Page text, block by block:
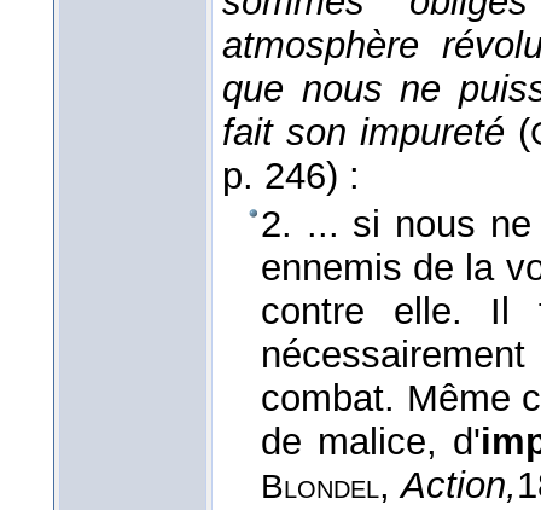
atmosphère
que nous ne
fait son impureté (
p. 246) :
2. ... si nous ne
ennemis de la
contre elle. Il
combat. Même
de malice, d'
Blondel,Action,